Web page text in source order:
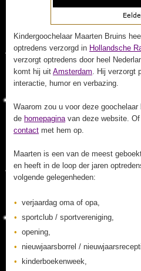
Kindergoochelaar Maarten Bruins
optredens verzorgd in Hollandsche
verzorgt optredens door heel
komt hij uit Amsterdam. Hij verzorgt
interactie, humor en verbazing.
Waarom zou u voor deze
de homepaginavan deze website. Of
contact met hem op.
Maarten is een van de meest
en heeft in de loop der jaren
volgende gelegenheden:
verjaardag oma of opa,
sportclub / sportvereniging,
opening,
nieuwjaarsborrel /
kinderboekenweek,